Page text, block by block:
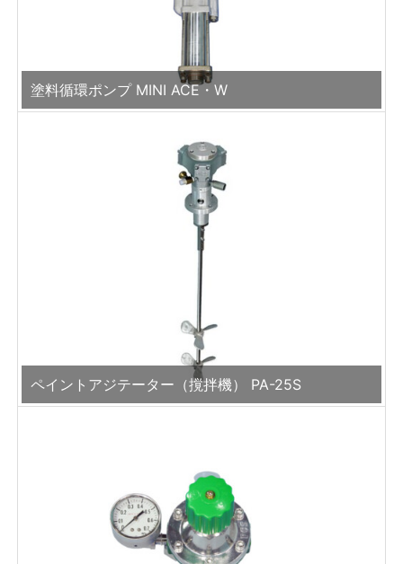
塗料循環ポンプ MINI ACE・W
ペイントアジテーター（撹拌機） PA-25S